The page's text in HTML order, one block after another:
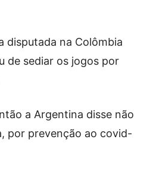
disputada na Colômbia
de sediar os jogos por
a Argentina disse não
por prevenção ao covid-